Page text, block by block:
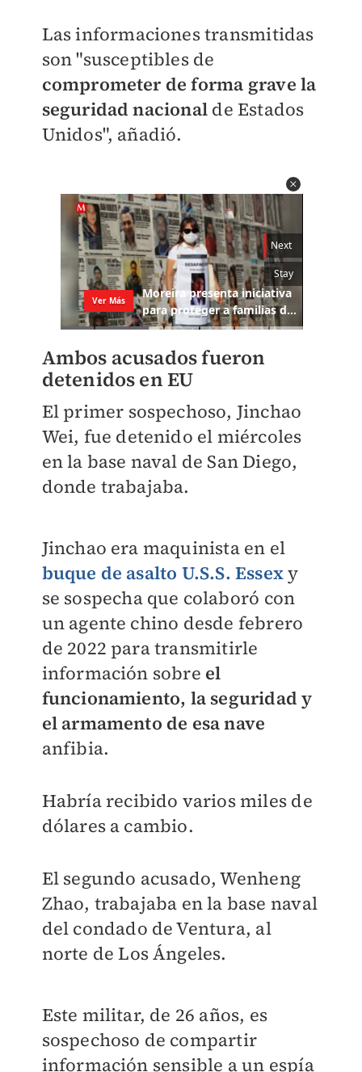
Las informaciones transmitidas
son "susceptibles de
comprometer de forma grave la
seguridad nacional de Estados
Unidos", añadió.
Ambos acusados fueron
detenidos en EU
El primer sospechoso, Jinchao
Wei, fue detenido el miércoles
en la base naval de San Diego,
donde trabajaba.
Jinchao era maquinista en el
buque de asalto U.S.S. Essexy
se sospecha que colaboró con
un agente chino desde febrero
de 2022 para transmitirle
información sobre el
funcionamiento, la seguridad y
el armamento de esa nave
anfibia.
Habría recibido varios miles de
dólares a cambio.
El segundo acusado, Wenheng
Zhao, trabajaba en la base naval
del condado de Ventura, al
norte de Los Ángeles.
Este militar, de 26 años, es
sospechoso de compartir
información sensible a un espía